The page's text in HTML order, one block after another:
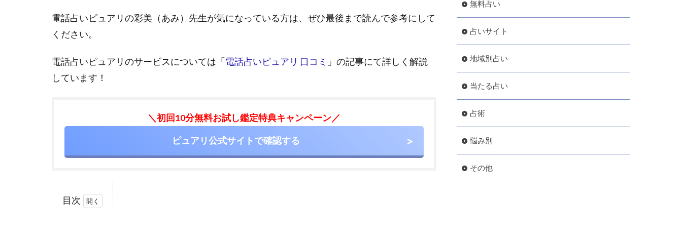
電話占いピュアリの彩美（あみ）先生が気になっている方は、ぜひ最後まで読んで参考にして
ください。
電話占いピュアリのサービスについては「電話占いピュアリ 口コミ 」の記事にて詳しく解説
しています！
＼初回10分無料お試し鑑定特典キャンペーン／
ピュアリ公式サイトで確認する
目次
無料占い
占いサイト
地域別占い
当たる占い
占術
悩み別
その他